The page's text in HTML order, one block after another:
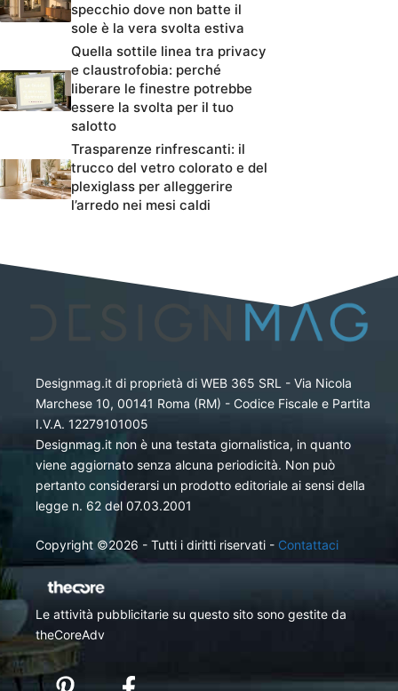
specchio dove non batte il
sole è la vera svolta estiva
Quella sottile linea tra privacy
e claustrofobia: perché
liberare le finestre potrebbe
essere la svolta per il tuo
salotto
Trasparenze rinfrescanti: il
trucco del vetro colorato e del
plexiglass per alleggerire
l’arredo nei mesi caldi
Designmag.it di proprietà di WEB 365 SRL - Via Nicola
Marchese 10, 00141 Roma (RM) - Codice Fiscale e Partita
I.V.A. 12279101005
Designmag.it non è una testata giornalistica, in quanto
viene aggiornato senza alcuna periodicità. Non può
pertanto considerarsi un prodotto editoriale ai sensi della
legge n. 62 del 07.03.2001
Copyright ©2026 - Tutti i diritti riservati - Contattaci
Le attività pubblicitarie su questo sito sono gestite da
theCoreAdv